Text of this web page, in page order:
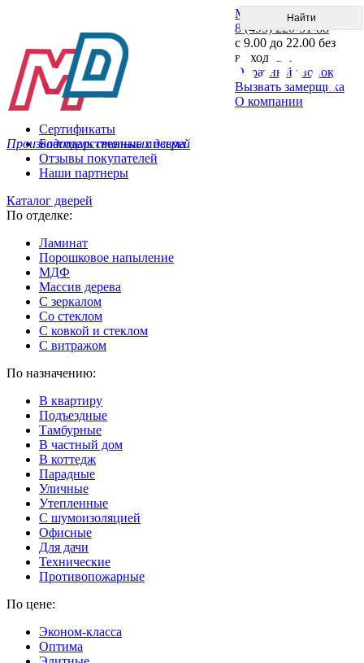
Производитель стальных дверей
Меню
8 (495) 220-51-88
с 9.00 до 22.00 без
выходных
Обратный звонок
Вызвать замерщика
О компании
Сертификаты
Благодарственные письма
Отзывы покупателей
Наши партнеры
Каталог дверей
По отделке:
Ламинат
Порошковое напыление
МДФ
Массив дерева
С зеркалом
Со стеклом
С ковкой и стеклом
С витражом
По назначению:
В квартиру
Подъездные
Тамбурные
В частный дом
В коттедж
Парадные
Уличные
Утепленные
C шумоизоляцией
Офисные
Для дачи
Технические
Противопожарные
По цене:
Эконом-класса
Оптима